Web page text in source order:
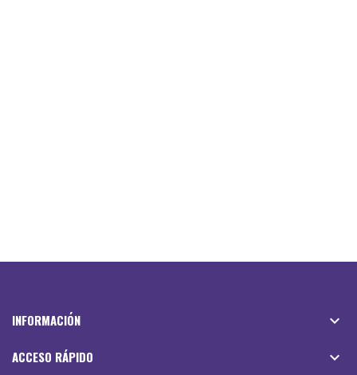
INFORMACIÓN 
ACCESO RÁPIDO 